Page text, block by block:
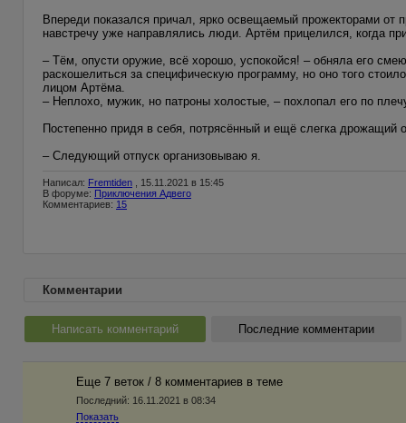
Впереди показался причал, ярко освещаемый прожекторами
навстречу уже направлялись люди. Артём прицелился, когда
– Тём, опусти оружие, всё хорошо, успокойся! – обняла его
раскошелиться за специфическую программу, но оно того
лицом Артёма.
– Неплохо, мужик, но патроны холостые, – похлопал его по
Постепенно придя в себя, потрясённый и ещё слегка дрожащий
– Следующий отпуск организовываю я.
Написал: Fremtiden , 15.11.2021 в 15:45
В форуме: Приключения Адвего
Комментариев: 15
Комментарии
Написать комментарий Последние комментарии
Еще 7 веток / 8 комментариев в темe
Последний: 16.11.2021 в 08:34
Показать